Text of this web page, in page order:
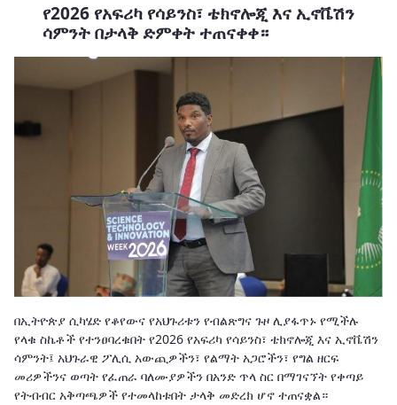
የ2026 የአፍሪካ የሳይንስ፣ ቴክኖሎጂ እና ኢኖቬሽን
ሳምንት በታላቅ ድምቀት ተጠናቀቀ።
በኢትዮጵያ ሲካሄድ የቆየውና የአህጉሪቱን የብልጽግና ጉዞ ሊያፋጥኑ የሚችሉ
የላቁ ስኬቶች የተንፀባረቁበት የ2026 የአፍሪካ የሳይንስ፣ ቴክኖሎጂ እና ኢኖቬሽን
ሳምንት፤ አህጉራዊ ፖሊሲ አውጪዎችን፣ የልማት አጋሮችን፣ የግል ዘርፍ
መሪዎችንና ወጣት የፈጠራ ባለሙያዎችን በአንድ ጥላ ስር በማገናኘት የቀጣይ
የትብብር አቅጣጫዎች የተመላከቱበት ታላቅ መድረክ ሆኖ ተጠናቋል።